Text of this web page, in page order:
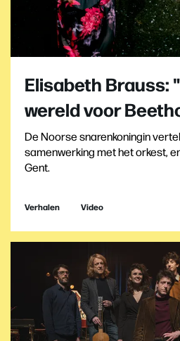
Elisabeth Brauss:
wereld voor
De Noorse snarenkoningin
samenwerking met het orkest,
Gent.
Verhalen Video